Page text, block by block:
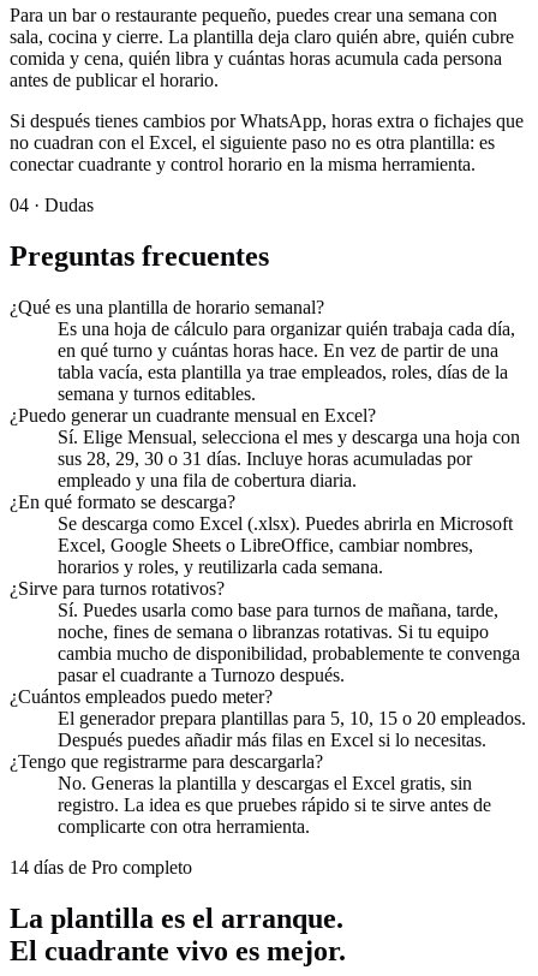
Para un bar o restaurante pequeño, puedes crear una semana con
sala, cocina y cierre. La plantilla deja claro quién abre, quién cubre
comida y cena, quién libra y cuántas horas acumula cada persona
antes de publicar el horario.
Si después tienes cambios por WhatsApp, horas extra o fichajes que
no cuadran con el Excel, el siguiente paso no es otra plantilla: es
conectar cuadrante y control horario en la misma herramienta.
04 · Dudas
Preguntas frecuentes
¿Qué es una plantilla de horario semanal?
Es una hoja de cálculo para organizar quién trabaja cada día,
en qué turno y cuántas horas hace. En vez de partir de una
tabla vacía, esta plantilla ya trae empleados, roles, días de la
semana y turnos editables.
¿Puedo generar un cuadrante mensual en Excel?
Sí. Elige Mensual, selecciona el mes y descarga una hoja con
sus 28, 29, 30 o 31 días. Incluye horas acumuladas por
empleado y una fila de cobertura diaria.
¿En qué formato se descarga?
Se descarga como Excel (.xlsx). Puedes abrirla en Microsoft
Excel, Google Sheets o LibreOffice, cambiar nombres,
horarios y roles, y reutilizarla cada semana.
¿Sirve para turnos rotativos?
Sí. Puedes usarla como base para turnos de mañana, tarde,
noche, fines de semana o libranzas rotativas. Si tu equipo
cambia mucho de disponibilidad, probablemente te convenga
pasar el cuadrante a Turnozo después.
¿Cuántos empleados puedo meter?
El generador prepara plantillas para 5, 10, 15 o 20 empleados.
Después puedes añadir más filas en Excel si lo necesitas.
¿Tengo que registrarme para descargarla?
No. Generas la plantilla y descargas el Excel gratis, sin
registro. La idea es que pruebes rápido si te sirve antes de
complicarte con otra herramienta.
14 días de Pro completo
La plantilla es el arranque.
El cuadrante vivo es mejor.